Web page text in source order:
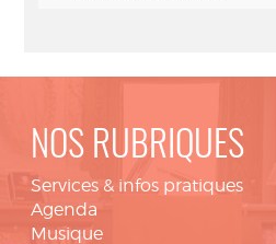
NOS RUBRIQUES
Services & infos pratiques
Agenda
Musique